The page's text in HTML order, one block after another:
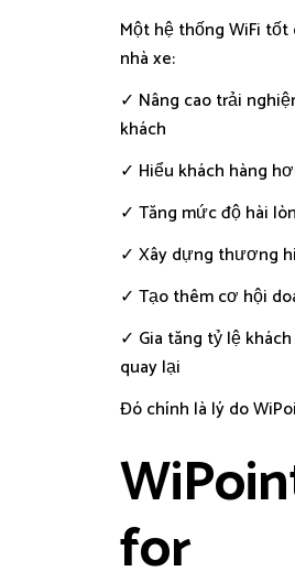
Một hệ thống WiFi tốt
nhà xe:
✓ Nâng cao trải
khách
✓ Hiểu khách hàng
✓ Tăng mức độ hài
✓ Xây dựng thương
✓ Tạo thêm cơ hội
✓ Gia tăng tỷ lệ
quay lại
Đó chính là lý do
for